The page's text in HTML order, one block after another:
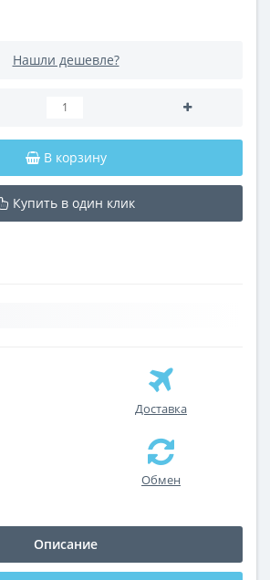
Нашли дешевле?
В корзину
Купить в один клик
Доставка
Обмен
Описание